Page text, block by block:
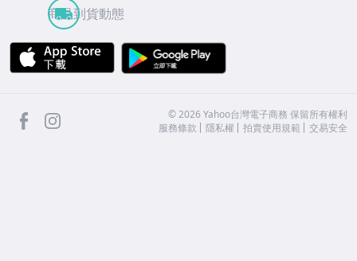
商品到貨動態
APP Store
facebook ©2026 Yahoo台灣電子商務 保留所有權利
服務條款
隱私權 拍賣使用規範 交易安全